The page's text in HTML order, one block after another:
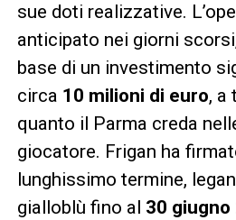
sue doti realizzative.
anticipato nei giorni
base di un investimento
circa 10 milioni di euro, a
quanto il Parma creda
giocatore. Frigan ha
lunghissimo termine,
gialloblù fino al 30 giugno